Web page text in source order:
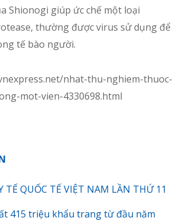
Shionogi giúp ức chế một loại
thường được virus sử dụng để
tế bào người.
nhat-thu-nghiem-thuoc-
mot-vien-4330698.html
TẾ QUỐC TẾ VIỆT NAM LẦN THỨ 11
415 triệu khẩu trang từ đầu năm